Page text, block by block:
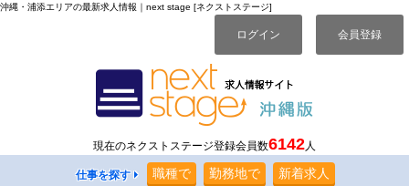
沖縄・浦添エリアの最新求人情報｜next stage [ネクストステージ]
ログイン 会員登録
現在のネクストステージ登録会員数6142人
仕事を探す 職種で 勤務地で 新着求人